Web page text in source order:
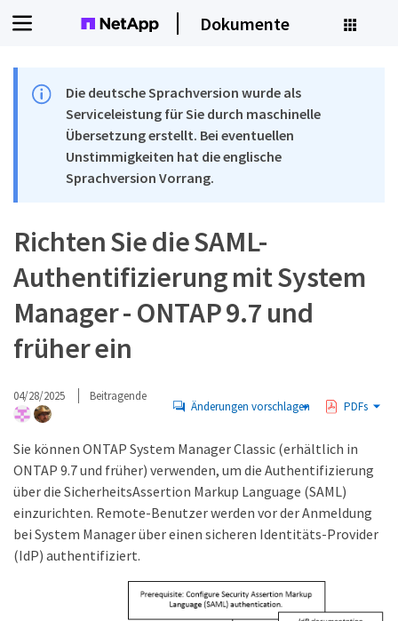
Dokumente
Die deutsche Sprachversion wurde als
Serviceleistung für Sie durch maschinelle
Übersetzung erstellt. Bei eventuellen
Unstimmigkeiten hat die englische
Sprachversion Vorrang.
Richten Sie die SAML-
Authentifizierung mit System
Manager - ONTAP 9.7 und
früher ein
04/28/2025 Beitragende
Änderungen vorschlagen PDFs
Sie können ONTAP System Manager Classic (erhältlich in
ONTAP 9.7 und früher) verwenden, um die Authentifizierung
über die SicherheitsAssertion Markup Language (SAML)
einzurichten. Remote-Benutzer werden vor der Anmeldung
bei System Manager über einen sicheren Identitäts-Provider
(IdP) authentifiziert.